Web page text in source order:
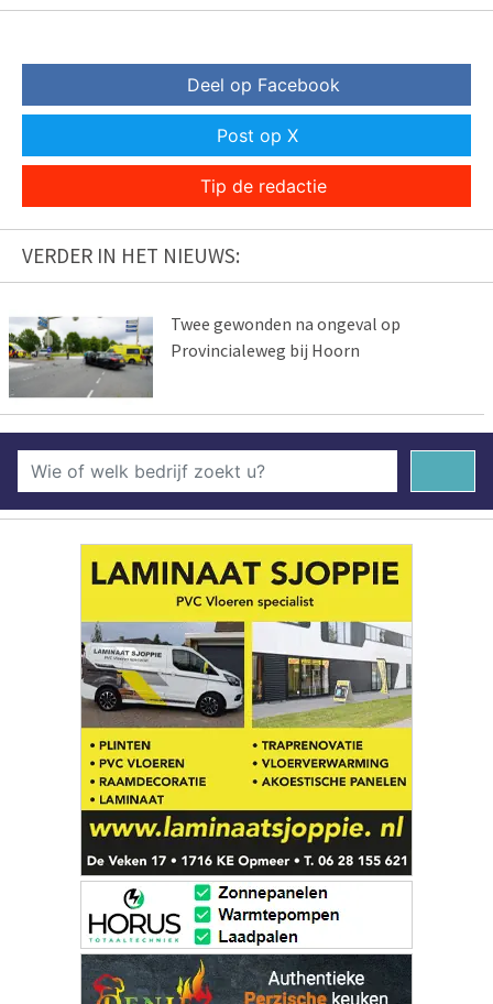
Deel op Facebook
Post op X
Tip de redactie
VERDER IN HET NIEUWS:
Twee gewonden na ongeval op
Provincialeweg bij Hoorn